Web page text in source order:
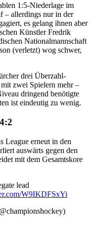
1:5-Niederlage im
– allerdings nur in der
es gelang ihnen aber
Künstler Fredrik
Nationalmannschaft
(verletzt) wog schwer,
drei Überzahl-
zwei Spielern mehr –
dringend benötigte
ist eindeutig zu wenig.
League erneut in den
auswärts gegen den
mit dem Gesamtskore
lead
W9IKDFSxYi